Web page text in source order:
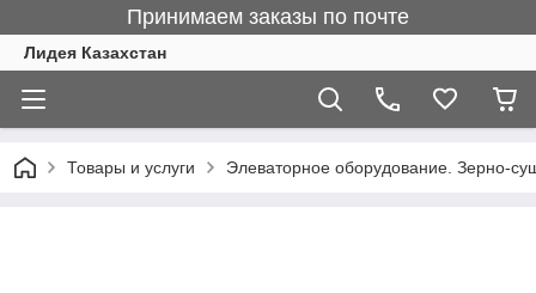
Принимаем заказы по почте
Лидея Казахстан
Товары и услуги Элеваторное оборудование. Зерно-